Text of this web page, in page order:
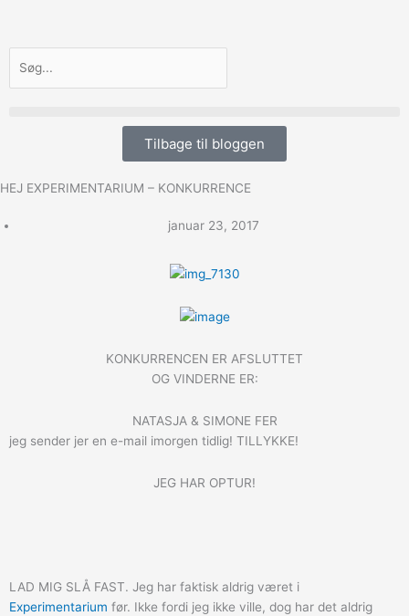
indholdet
Tilbage til bloggen
HEJ EXPERIMENTARIUM – KONKURRENCE
januar 23, 2017
KONKURRENCEN ER AFSLUTTET
OG VINDERNE ER:
NATASJA & SIMONE FER
jeg sender jer en e-mail imorgen tidlig! TILLYKKE!
JEG HAR OPTUR!
LAD MIG SLÅ FAST. Jeg har faktisk aldrig været i
Experimentarium før. Ikke fordi jeg ikke ville, dog har det aldrig